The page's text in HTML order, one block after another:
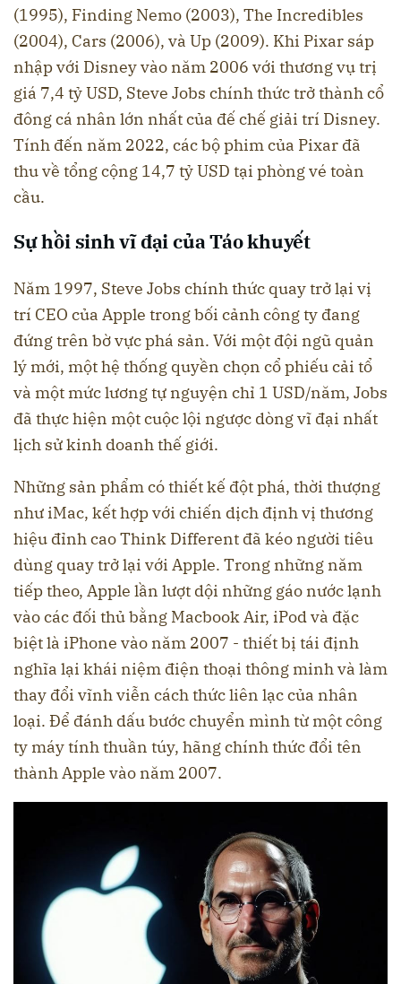
(1995), Finding Nemo (2003), The Incredibles
(2004), Cars (2006), và Up (2009). Khi Pixar sáp
nhập với Disney vào năm 2006 với thương vụ trị
giá 7,4 tỷ USD, Steve Jobs chính thức trở thành cổ
đông cá nhân lớn nhất của đế chế giải trí Disney.
Tính đến năm 2022, các bộ phim của Pixar đã
thu về tổng cộng 14,7 tỷ USD tại phòng vé toàn
cầu.
Sự hồi sinh vĩ đại của Táo khuyết
Năm 1997, Steve Jobs chính thức quay trở lại vị
trí CEO của Apple trong bối cảnh công ty đang
đứng trên bờ vực phá sản. Với một đội ngũ quản
lý mới, một hệ thống quyền chọn cổ phiếu cải tổ
và một mức lương tự nguyện chỉ 1 USD/năm, Jobs
đã thực hiện một cuộc lội ngược dòng vĩ đại nhất
lịch sử kinh doanh thế giới.
Những sản phẩm có thiết kế đột phá, thời thượng
như iMac, kết hợp với chiến dịch định vị thương
hiệu đỉnh cao Think Different đã kéo người tiêu
dùng quay trở lại với Apple. Trong những năm
tiếp theo, Apple lần lượt dội những gáo nước lạnh
vào các đối thủ bằng Macbook Air, iPod và đặc
biệt là iPhone vào năm 2007 - thiết bị tái định
nghĩa lại khái niệm điện thoại thông minh và làm
thay đổi vĩnh viễn cách thức liên lạc của nhân
loại. Để đánh dấu bước chuyển mình từ một công
ty máy tính thuần túy, hãng chính thức đổi tên
thành Apple vào năm 2007.